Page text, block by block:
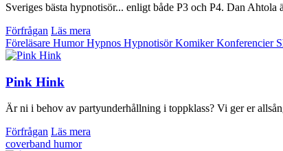
Sveriges bästa hypnotisör... enligt både P3 och P4. Dan
Förfrågan Läs mera
Föreläsare HumorHypnos HypnotisörKomikerKonferencier
Pink Hink
Är ni i behov av partyunderhållning i toppklass? Vi ger er
Förfrågan Läs mera
coverband humor